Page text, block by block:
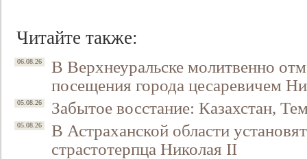
Читайте также:
06.08.26
В Верхнеуральске молитвенно
посещения города цесаревичем
05.08.26 Забытое восстание: Казахстан,
05.08.26
В Астраханской области
страстотерпца Николая II